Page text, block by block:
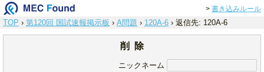
> 書き込みルール
TOP › 第120回 国試速報掲示板 › A問題 › 120A-6 › 返信先: 120A-6
削 除
ニックネーム